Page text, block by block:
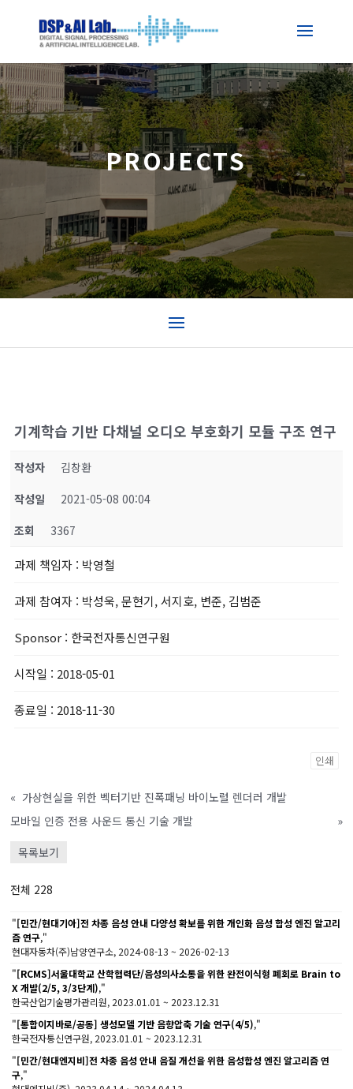
PROJECTS
기계학습 기반 다채널 오디오 부호화기 모듈 구조 연구
작성자
김창환
작성일
2021-05-08 00:04
조회
3367
과제 책임자 : 박영철
과제 참여자 : 박성욱, 문현기, 서지호, 변준, 김범준
Sponsor : 한국전자통신연구원
시작일 : 2018-05-01
종료일 : 2018-11-30
인쇄
« 가상현실을 위한 벡터기반 진폭패닝 바이노럴 렌더러 개발
모바일 인증 전용 사운드 통신 기술 개발
»
목록보기
전체 228
"[민간/현대기아]전 차종 음성 안내 다양성 확보를 위한 개인화 음성 합성 엔진 알고리
즘 연구,"
현대자동차(주)남양연구소, 2024-08-13 ~ 2026-02-13
"[RCMS]서울대학교 산학협력단/음성의사소통을 위한 완전이식형 폐회로 Brain to
X 개발(2/5, 3/3단계),"
한국산업기술평가관리원, 2023.01.01 ~ 2023.12.31
"[통합이지바로/공동] 생성모델 기반 음향압축 기술 연구(4/5),"
한국전자통신연구원, 2023.01.01 ~ 2023.12.31
"[민간/현대엔지비]전 차종 음성 안내 음질 개선을 위한 음성합성 엔진 알고리즘 연
구,"